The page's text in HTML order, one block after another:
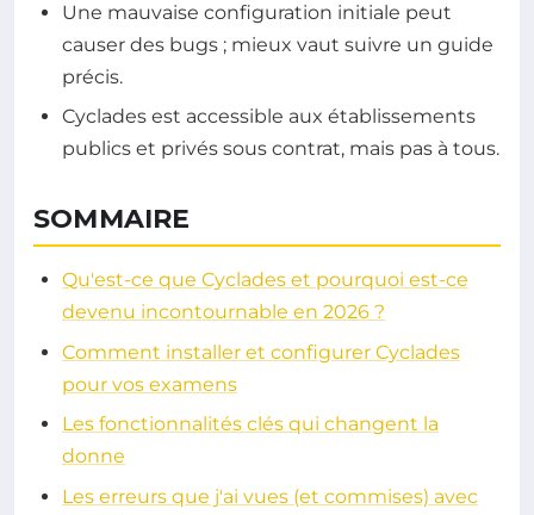
Une mauvaise configuration initiale peut
causer des bugs ; mieux vaut suivre un guide
précis.
Cyclades est accessible aux établissements
publics et privés sous contrat, mais pas à tous.
SOMMAIRE
Qu'est-ce que Cyclades et pourquoi est-ce
devenu incontournable en 2026 ?
Comment installer et configurer Cyclades
pour vos examens
Les fonctionnalités clés qui changent la
donne
Les erreurs que j'ai vues (et commises) avec